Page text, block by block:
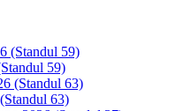
59)
63)